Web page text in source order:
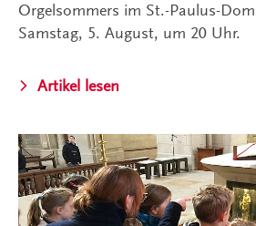
Orgelsommers im St.-Paulus-
Samstag, 5. August, um 20 Uhr.
Artikel lesen